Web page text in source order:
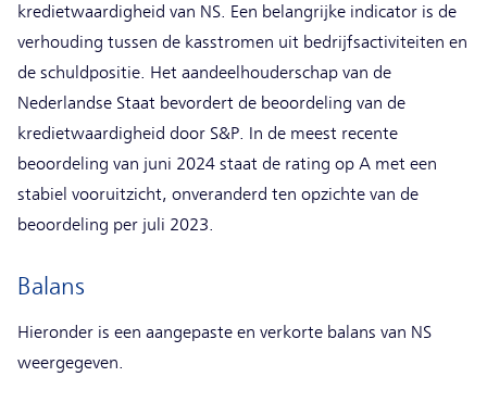
kredietwaardigheid van NS. Een belangrijke indicator is de
verhouding tussen de kasstromen uit bedrijfsactiviteiten en
de schuldpositie. Het aandeelhouderschap van de
Nederlandse Staat bevordert de beoordeling van de
kredietwaardigheid door S&P. In de meest recente
beoordeling van juni 2024 staat de rating op A met een
stabiel vooruitzicht, onveranderd ten opzichte van de
beoordeling per juli 2023.
Balans
Hieronder is een aangepaste en verkorte balans van NS
weergegeven.